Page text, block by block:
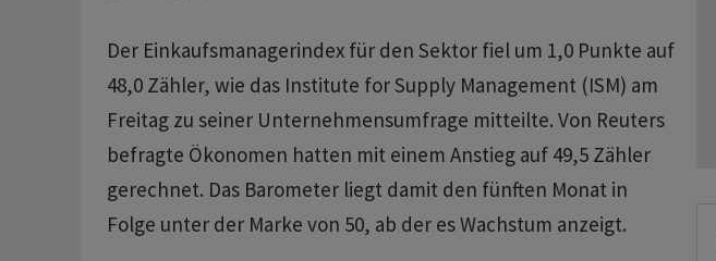
Der Einkaufsmanagerindex für den Sektor fiel um 1,0 Punkte auf
48,0 Zähler, wie das Institute for Supply Management (ISM) am
Freitag zu seiner Unternehmensumfrage mitteilte. Von Reuters
befragte Ökonomen hatten mit einem Anstieg auf 49,5 Zähler
gerechnet. Das Barometer liegt damit den fünften Monat in
Folge unter der Marke von 50, ab der es Wachstum anzeigt.